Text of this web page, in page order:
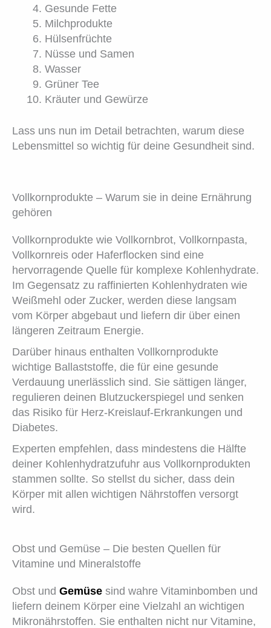
Gesunde Fette
Milchprodukte
Hülsenfrüchte
Nüsse und Samen
Wasser
Grüner Tee
Kräuter und Gewürze
Lass uns nun im Detail betrachten, warum diese
Lebensmittel so wichtig für deine Gesundheit sind.
Vollkornprodukte – Warum sie in deine Ernährung
gehören
Vollkornprodukte wie Vollkornbrot, Vollkornpasta,
Vollkornreis oder Haferflocken sind eine
hervorragende Quelle für komplexe Kohlenhydrate.
Im Gegensatz zu raffinierten Kohlenhydraten wie
Weißmehl oder Zucker, werden diese langsam
vom Körper abgebaut und liefern dir über einen
längeren Zeitraum Energie.
Darüber hinaus enthalten Vollkornprodukte
wichtige Ballaststoffe, die für eine gesunde
Verdauung unerlässlich sind. Sie sättigen länger,
regulieren deinen Blutzuckerspiegel und senken
das Risiko für Herz-Kreislauf-Erkrankungen und
Diabetes.
Experten empfehlen, dass mindestens die Hälfte
deiner Kohlenhydratzufuhr aus Vollkornprodukten
stammen sollte. So stellst du sicher, dass dein
Körper mit allen wichtigen Nährstoffen versorgt
wird.
Obst und Gemüse – Die besten Quellen für
Vitamine und Mineralstoffe
Obst und Gemüse sind wahre Vitaminbomben und
liefern deinem Körper eine Vielzahl an wichtigen
Mikronährstoffen. Sie enthalten nicht nur Vitamine,